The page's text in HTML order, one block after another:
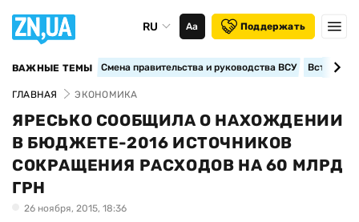
RU Аа Поддержать
ВАЖНЫЕ ТЕМЫ Смена правительства и руководства ВСУ
ГЛАВНАЯ ЭКОНОМИКА
ЯРЕСЬКО СООБЩИЛА О НАХОЖДЕНИИ
В БЮДЖЕТЕ-2016 ИСТОЧНИКОВ
СОКРАЩЕНИЯ РАСХОДОВ НА 60 МЛРД
ГРН
26 ноября, 2015, 18:36